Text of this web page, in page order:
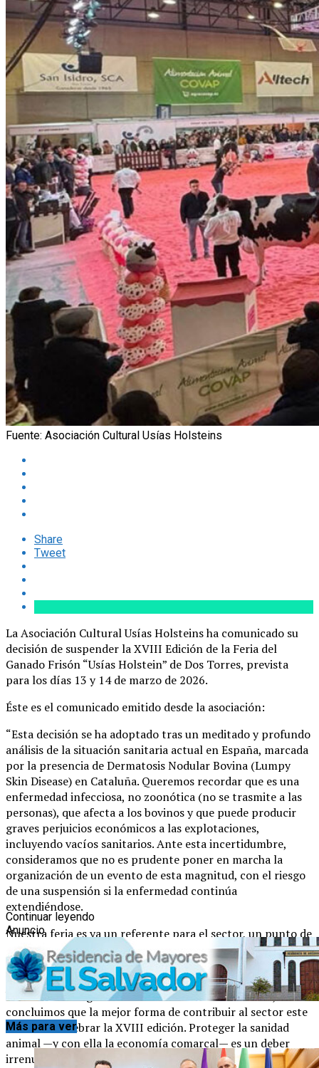
Fuente: Asociación Cultural Usías Holsteins
Share
Tweet
La Asociación Cultural Usías Holsteins ha comunicado su
decisión de suspender la XVIII Edición de la Feria del
Ganado Frisón “Usías Holstein” de Dos Torres, prevista
para los días 13 y 14 de marzo de 2026.
Éste es el comunicado emitido desde la asociación:
“Esta decisión se ha adoptado tras un meditado y profundo
análisis de la situación sanitaria actual en España, marcada
por la presencia de Dermatosis Nodular Bovina (Lumpy
Skin Disease) en Cataluña. Queremos recordar que es una
enfermedad infecciosa, no zoonótica (no se trasmite a las
personas), que afecta a los bovinos y que puede producir
graves perjuicios económicos a las explotaciones,
incluyendo vacíos sanitarios. Ante esta incertidumbre,
consideramos que no es prudente poner en marcha la
organización de un evento de esta magnitud, con el riesgo
de una suspensión si la enfermedad continúa
extendiéndose.
Nuestra feria es ya un referente para el sector, un punto de
encuentro para ganaderos y visitantes de distintos lugares
del territorio nacional. Por ello, y siendo conscientes de la
relevancia del evento y de la responsabilidad que tenemos
hacia la cabaña ganadera del Valle de Los Pedroches,
concluimos que la mejor forma de contribuir al sector este
año es no celebrar la XVIII edición. Proteger la sanidad
animal —y con ella la economía comarcal— es un deber
irrenunciable para nuestra asociación.
Continuar leyendo
Anuncio
Más para ver